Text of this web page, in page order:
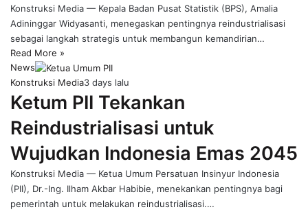
Konstruksi Media — Kepala Badan Pusat Statistik (BPS), Amalia
Adininggar Widyasanti, menegaskan pentingnya reindustrialisasi
sebagai langkah strategis untuk membangun kemandirian…
Read More »
News
Konstruksi Media3 days lalu
Ketum PII Tekankan
Reindustrialisasi untuk
Wujudkan Indonesia Emas 2045
Konstruksi Media — Ketua Umum Persatuan Insinyur Indonesia
(PII), Dr.-Ing. Ilham Akbar Habibie, menekankan pentingnya bagi
pemerintah untuk melakukan reindustrialisasi.…